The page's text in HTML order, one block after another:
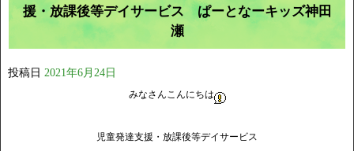
援・放課後等デイサービス ぱーとなーキッズ神田
瀬
投稿日 2021年6月24日
みなさんこんにちは
児童発達支援・放課後等デイサービス